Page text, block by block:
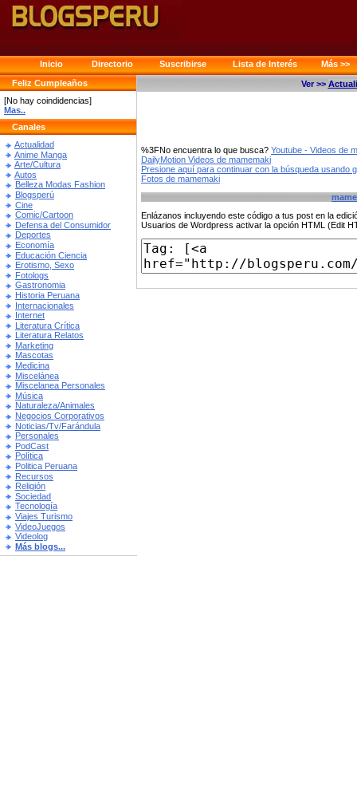
Inicio Directorio Suscribirse Lista de Interés
Más >>
Feliz Cumpleaños
[No hay coindidencias]
Mas..
Canales
Actualidad
Anime Manga
Arte/Cultura
Autos
Belleza Modas Fashion
Blogsperú
Cine
Comic/Cartoon
Defensa del Consumidor
Deportes
Economía
Educación Ciencia
Erotismo, Sexo
Fotologs
Gastronomia
Historia Peruana
Internacionales
Internet
Literatura Crítica
Literatura Relatos
Marketing
Mascotas
Medicina
Miscelánea
Miscelanea Personales
Música
Naturaleza/Animales
Negocios Corporativos
Noticias/Tv/Farándula
Personales
PodCast
Política
Politica Peruana
Recursos
Religión
Sociedad
Tecnología
Viajes Turismo
VideoJuegos
Videolog
Más blogs...
Ver >>
%3FNo encuentra lo que busca? Youtube - Videos de
DailyMotion Videos de mamemaki
Presione aquí para continuar con la búsqueda usando
Fotos de mamemaki
Enlázanos incluyendo este código a tus post en la
Usuarios de Wordpress activar la opción HTML (Edit